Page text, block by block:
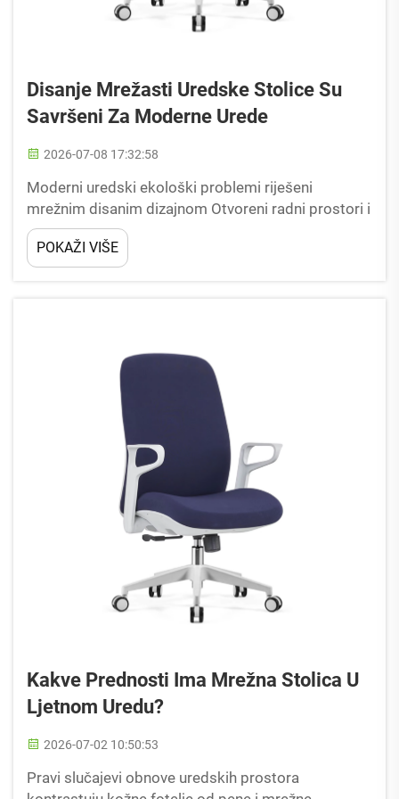
Disanje Mrežasti Uredske Stolice Su
Savršeni Za Moderne Urede
2026-07-08 17:32:58
Moderni uredski ekološki problemi riješeni
mrežnim disanim dizajnom Otvoreni radni prostori i
dugotrajni dnevni satovi sedenja stvaraju stalne
izazove udobnosti koje tradicionalna kožna ili
spužva uredska sjedala ne mogu u potpunosti
POKAŽI VIŠE
Kakve Prednosti Ima Mrežna Stolica U
Ljetnom Uredu?
2026-07-02 10:50:53
Pravi slučajevi obnove uredskih prostora